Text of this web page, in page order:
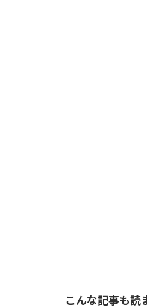
こんな記事も読